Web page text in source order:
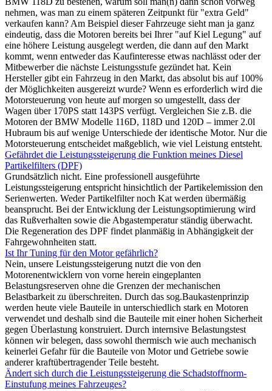
nehmen, was man zu einem späteren Zeitpunkt für "extra Geld"
verkaufen kann? Am Beispiel dieser Fahrzeuge sieht man ja ganz
eindeutig, dass die Motoren bereits bei Ihrer "auf Kiel Legung" auf
eine höhere Leistung ausgelegt werden, die dann auf den Markt
kommt, wenn entweder das Kaufinteresse etwas nachlässt oder der
Mitbewerber die nächste Leistungsstufe gezündet hat. Kein
Hersteller gibt ein Fahrzeug in den Markt, das absolut bis auf 100%
der Möglichkeiten ausgereizt wurde? Wenn es erforderlich wird die
Motorsteuerung von heute auf morgen so umgestellt, dass der
Wagen über 170PS statt 143PS verfügt. Vergleichen Sie z.B. die
Motoren der BMW Modelle 116D, 118D und 120D – immer 2.0l
Hubraum bis auf wenige Unterschiede der identische Motor. Nur die
Motorsteuerung entscheidet maßgeblich, wie viel Leistung entsteht.
Gefährdet die Leistungssteigerung die Funktion meines Diesel
Partikelfilters (DPF)
Grundsätzlich nicht. Eine professionell ausgeführte
Leistungssteigerung entspricht hinsichtlich der Partikelemission den
Serienwerten. Weder Partikelfilter noch Kat werden übermäßig
beansprucht. Bei der Entwicklung der Leistungsoptimierung wird
das Rußverhalten sowie die Abgastemperatur ständig überwacht.
Die Regeneration des DPF findet planmäßig in Abhängigkeit der
Fahrgewohnheiten statt.
Ist Ihr Tuning für den Motor gefährlich?
Nein, unsere Leistungssteigerung nutzt die von den
Motorenentwicklern von vorne herein eingeplanten
Belastungsreserven ohne die Grenzen der mechanischen
Belastbarkeit zu überschreiten. Durch das sog.Baukastenprinzip
werden heute viele Bauteile in unterschiedlich stark en Motoren
verwendet und deshalb sind die Bauteile mit einer hohen Sicherheit
gegen Überlastung konstruiert. Durch internsive Belastungstest
können wir belegen, dass sowohl thermisch wie auch mechanisch
keinerlei Gefahr für die Bauteile von Motor und Getriebe sowie
anderer kraftübertragender Teile besteht.
Ändert sich durch die Leistungssteigerung die Schadstoffnorm-
Einstufung meines Fahrzeuges?